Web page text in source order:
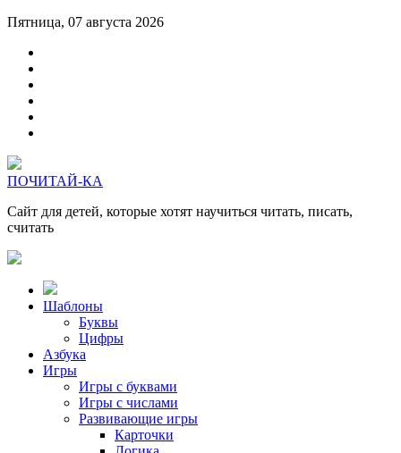
Пятница, 07 августа 2026
ПОЧИТАЙ-КА
Сайт для детей, которые хотят научиться читать, писать,
считать
Шаблоны
Буквы
Цифры
Азбука
Игры
Игры с буквами
Игры с числами
Развивающие игры
Карточки